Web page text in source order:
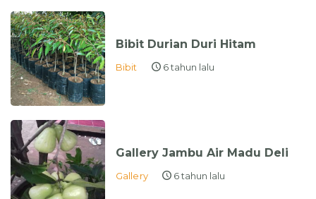
Bibit Durian Duri Hitam
Bibit 6 tahun lalu
Gallery Jambu Air Madu Deli
Gallery 6 tahun lalu